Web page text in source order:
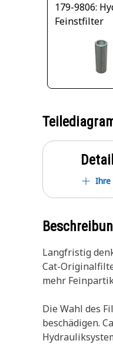
179-9806:
Feinstfilter
Ihre
Langfristig
Cat-
mehr
Die Wahl des
beschädigen.